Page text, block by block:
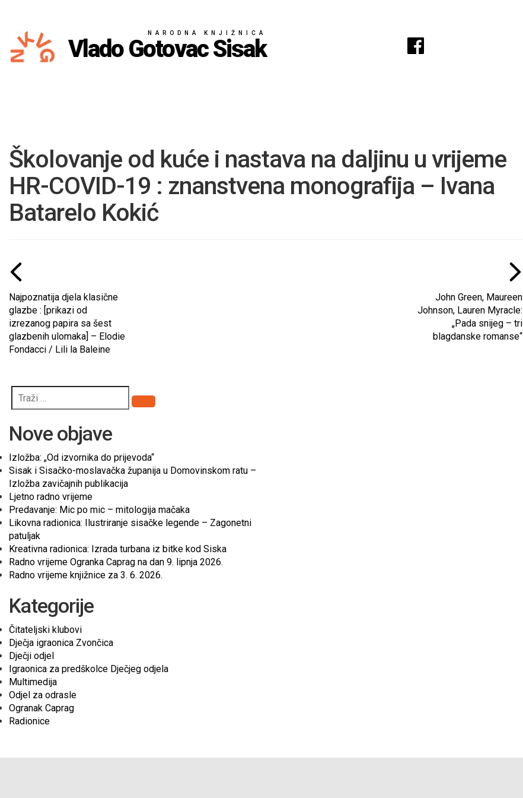
NARODNA KNJIŽNICA
Vlado Gotovac Sisak
Školovanje od kuće i nastava na daljinu u vrijeme
HR-COVID-19 : znanstvena monografija – Ivana
Batarelo Kokić
Najpoznatija djela klasične
glazbe : [prikazi od
izrezanog papira sa šest
glazbenih ulomaka] – Elodie
Fondacci / Lili la Baleine
John Green, Maureen
Johnson, Lauren Myracle:
„Pada snijeg – tri
blagdanske romanse“
Pretraži
Nove objave
Izložba: „Od izvornika do prijevoda“
Sisak i Sisačko-moslavačka županija u Domovinskom ratu –
Izložba zavičajnih publikacija
Ljetno radno vrijeme
Predavanje: Mic po mic – mitologija mačaka
Likovna radionica: Ilustriranje sisačke legende – Zagonetni
patuljak
Kreativna radionica: Izrada turbana iz bitke kod Siska
Radno vrijeme Ogranka Caprag na dan 9. lipnja 2026.
Radno vrijeme knjižnice za 3. 6. 2026.
Kategorije
Čitateljski klubovi
Dječja igraonica Zvončica
Dječji odjel
Igraonica za predškolce Dječjeg odjela
Multimedija
Odjel za odrasle
Ogranak Caprag
Radionice